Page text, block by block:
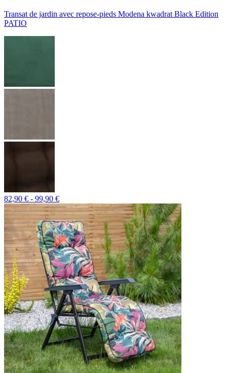
Transat de jardin avec repose-pieds Modena kwadrat Black Edition
PATIO
82,90 € - 99,90 €